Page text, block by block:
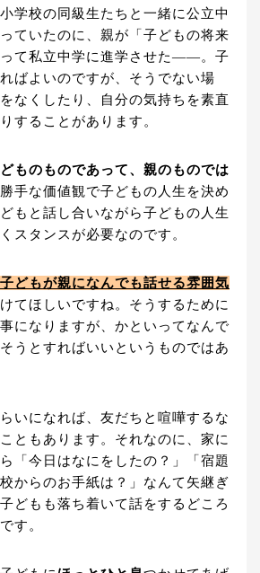
学校の同級生たちと一緒に公立中
ていたのに、親が「子どもの将来
て私立中学に進学させた――。子
ばよいのですが、そうでない場
なくしたり、自分の気持ちを素直
することがあります。
ものものであって、親のものでは
手な価値観で子どもの人生を決め
もと話し合いながら子どもの人生
スタンスが必要なのです。
どもが親になんでも話せる雰囲気
てほしいですね。そうするために
になりますが、かといってなんで
うとすればいいというものではあ
いになれば、友だちと喧嘩するな
ともあります。それなのに、家に
「今日はなにをしたの？」「宿題
からのお手紙は？」なんて矢継ぎ
どもも落ち着いて話をするどころ
す。